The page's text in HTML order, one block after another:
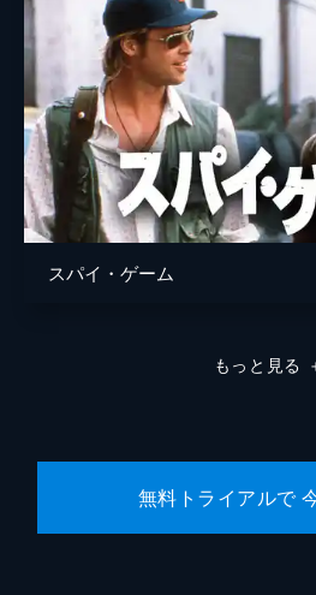
スパイ・ゲーム
もっと見る
無料トライアルで